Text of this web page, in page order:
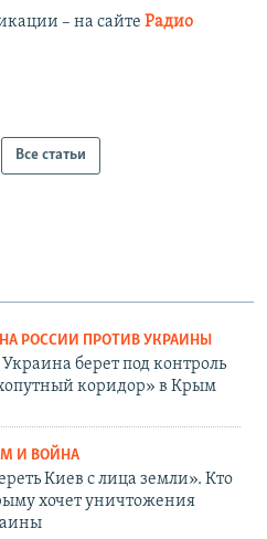
– на сайте Радио
Все статьи
РОССИИ ПРОТИВ УКРАИНЫ
берет под контроль
коридор» в Крым
И ВОЙНА
Киев с лица земли». Кто
хочет уничтожения